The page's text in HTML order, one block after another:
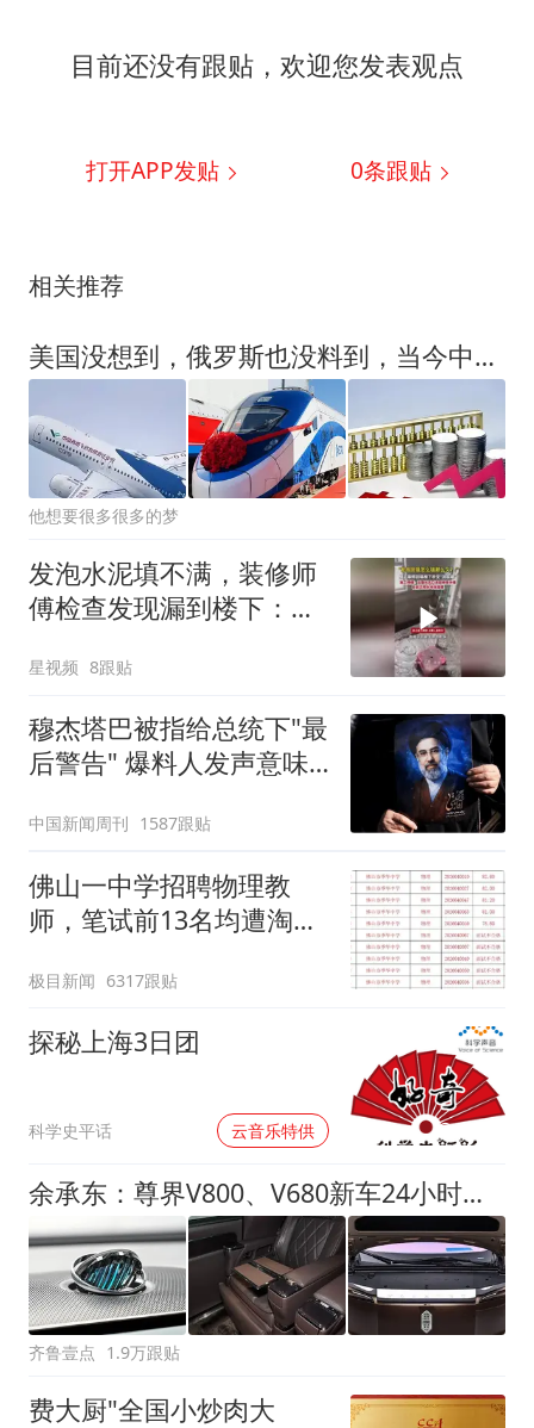
目前还没有跟贴，欢迎您发表观点
打开APP发贴 0条跟贴
相关推荐
美国没想到，俄罗斯也没料到，当今中国已经成为了全世界的骄傲
他想要很多很多的梦
发泡水泥填不满，装修师
傅检查发现漏到楼下：出
星视频 8跟贴
穆杰塔巴被指给总统下"最
后警告" 爆料人发声意味
中国新闻周刊 1587跟贴
佛山一中学招聘物理教
师，笔试前13名均遭淘
聘，成立调查组全面核查
极目新闻 6317跟贴
探秘上海3日团
科学史平话 云音乐特供 00:00
余承东：尊界V800、V680新车24小时大定突破3500台
齐鲁壹点 1.9万跟贴
费大厨"全国小炒肉大